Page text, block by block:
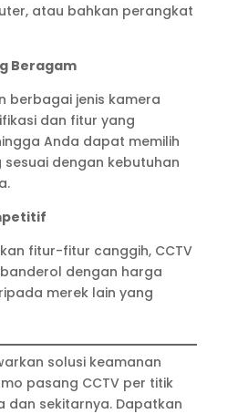
atau bahkan perangkat
Beragam
berbagai jenis kamera
dan fitur yang
Anda dapat memilih
dengan kebutuhan
fitur-fitur canggih, CCTV
dengan harga
merek lain yang
solusi keamanan
pasang CCTV per titik
dan sekitarnya. Dapatkan